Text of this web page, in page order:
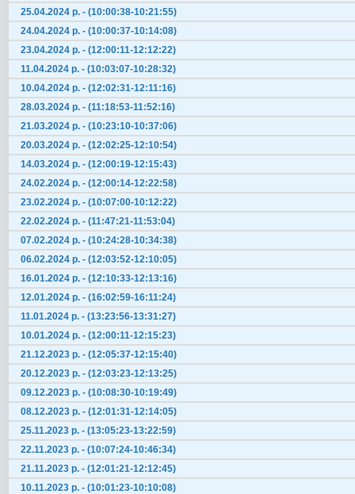
25.04.2024 р. - (10:00:38-10:21:55)
24.04.2024 р. - (10:00:37-10:14:08)
23.04.2024 р. - (12:00:11-12:12:22)
11.04.2024 р. - (10:03:07-10:28:32)
10.04.2024 р. - (12:02:31-12:11:16)
28.03.2024 р. - (11:18:53-11:52:16)
21.03.2024 р. - (10:23:10-10:37:06)
20.03.2024 р. - (12:02:25-12:10:54)
14.03.2024 р. - (12:00:19-12:15:43)
24.02.2024 р. - (12:00:14-12:22:58)
23.02.2024 р. - (10:07:00-10:12:22)
22.02.2024 р. - (11:47:21-11:53:04)
07.02.2024 р. - (10:24:28-10:34:38)
06.02.2024 р. - (12:03:52-12:10:05)
16.01.2024 р. - (12:10:33-12:13:16)
12.01.2024 р. - (16:02:59-16:11:24)
11.01.2024 р. - (13:23:56-13:31:27)
10.01.2024 р. - (12:00:11-12:15:23)
21.12.2023 р. - (12:05:37-12:15:40)
20.12.2023 р. - (12:03:23-12:13:25)
09.12.2023 р. - (10:08:30-10:19:49)
08.12.2023 р. - (12:01:31-12:14:05)
25.11.2023 р. - (13:05:23-13:22:59)
22.11.2023 р. - (10:07:24-10:46:34)
21.11.2023 р. - (12:01:21-12:12:45)
10.11.2023 р. - (10:01:23-10:10:08)